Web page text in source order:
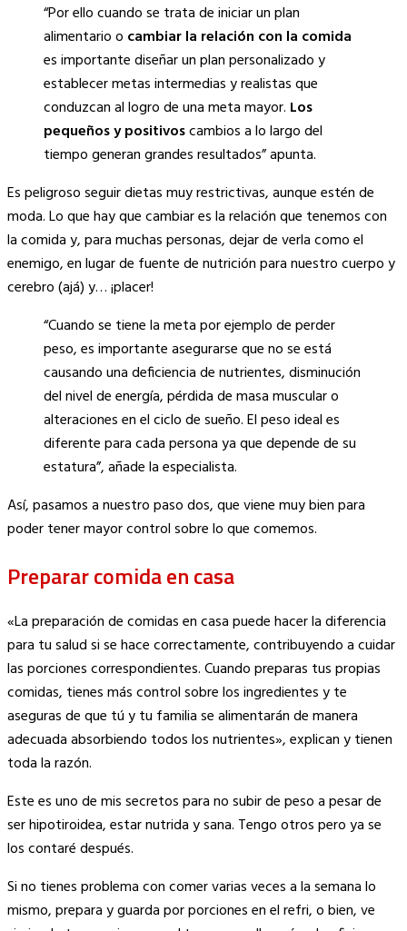
“Por ello cuando se trata de iniciar un plan
alimentario o cambiar la relación con la comida
es importante diseñar un plan personalizado y
establecer metas intermedias y realistas que
conduzcan al logro de una meta mayor. Los
pequeños y positivoscambios a lo largo del
tiempo generan grandes resultados” apunta.
Es peligroso seguir dietas muy restrictivas, aunque estén de
moda. Lo que hay que cambiar es la relación que tenemos con
la comida y, para muchas personas, dejar de verla como el
enemigo, en lugar de fuente de nutrición para nuestro cuerpo y
cerebro (ajá) y… ¡placer!
“Cuando se tiene la meta por ejemplo de perder
peso, es importante asegurarse que no se está
causando una deficiencia de nutrientes, disminución
del nivel de energía, pérdida de masa muscular o
alteraciones en el ciclo de sueño. El peso ideal es
diferente para cada persona ya que depende de su
estatura”, añade la especialista.
Así, pasamos a nuestro paso dos, que viene muy bien para
poder tener mayor control sobre lo que comemos.
Preparar comida en casa
«La preparación de comidas en casa puede hacer la diferencia
para tu salud si se hace correctamente, contribuyendo a cuidar
las porciones correspondientes. Cuando preparas tus propias
comidas, tienes más control sobre los ingredientes y te
aseguras de que tú y tu familia se alimentarán de manera
adecuada absorbiendo todos los nutrientes», explican y tienen
toda la razón.
Este es uno de mis secretos para no subir de peso a pesar de
ser hipotiroidea, estar nutrida y sana. Tengo otros pero ya se
los contaré después.
Si no tienes problema con comer varias veces a la semana lo
mismo, prepara y guarda por porciones en el refri, o bien, ve